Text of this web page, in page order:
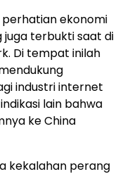
ekonomi
juga terbukti saat di
Di tempat inilah
industri internet
lain bahwa
ke China
kekalahan perang